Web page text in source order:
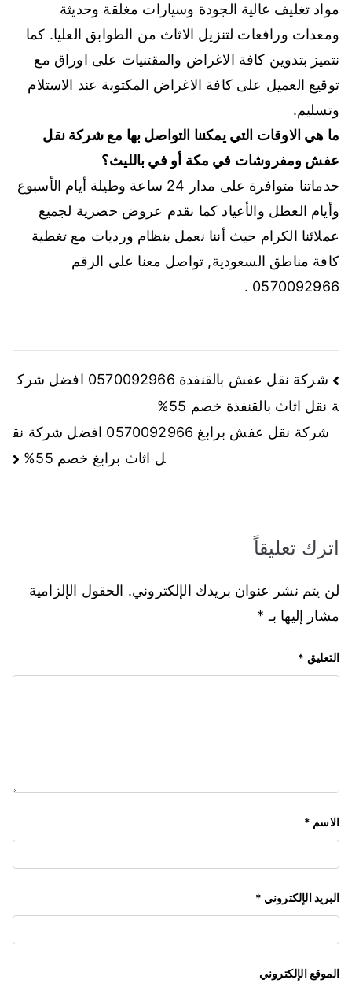
مواد تغليف عالية الجودة وسيارات مغلقة وحديثة
ومعدات ورافعات لتنزيل الاثاث من الطوابق العليا. كما
نتميز بتدوين كافة الاغراض والمقتنيات على اوراق مع
توقيع العميل على كافة الاغراض المكتوبة عند الاستلام
وتسليم.
ما هي الاوقات التي يمكننا التواصل بها مع شركة نقل
عفش ومفروشات في مكة أو في بالليث؟
خدماتنا متوافرة على مدار 24 ساعة وطيلة أيام الأسبوع
وأيام العطل والأعياد كما نقدم عروض حصرية لجميع
عملائنا الكرام حيث أننا نعمل بنظام ورديات مع تغطية
كافة مناطق السعودية, تواصل معنا على الرقم
0570092966 .
شركة نقل عفش بالقنفذة 0570092966 افضل شرك
ة نقل اثاث بالقنفذة خصم 55%
شركة نقل عفش برابغ 0570092966 افضل شركة نق
ل اثاث برابغ خصم 55%
اترك تعليقاً
لن يتم نشر عنوان بريدك الإلكتروني. الحقول الإلزامية
مشار إليها بـ *
التعليق *
الاسم *
البريد الإلكتروني *
الموقع الإلكتروني